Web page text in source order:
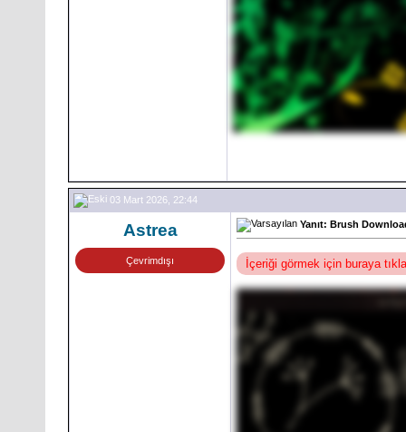
03 Mart 2026, 22:44
Astrea
Çevrimdışı
Yanıt: Brush
İçeriği görmek için buraya